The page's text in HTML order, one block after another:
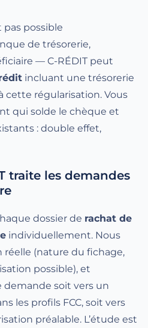
pas possible
de trésorerie,
— C-RÉDIT peut
incluant une trésorerie
cette régularisation. Vous
qui solde le chèque et
: double effet,
traite les demandes
dossier de rachat de
individuellement. Nous
(nature du fichage,
possible), et
soit vers un
les profils FCC, soit vers
préalable. L’étude est